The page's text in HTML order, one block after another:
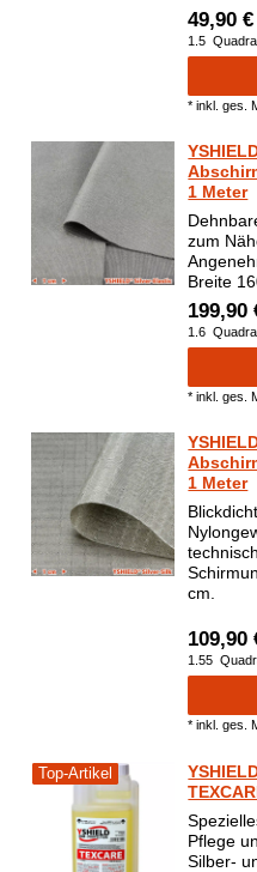
49,90
1.5
*inkl. ges.
1 Meter
zum
Breite
199,90
1.6
*inkl. ges.
1 Meter
cm.
109,90
1.55
*inkl. ges.
Top-Artikel
Pflege
Silber-